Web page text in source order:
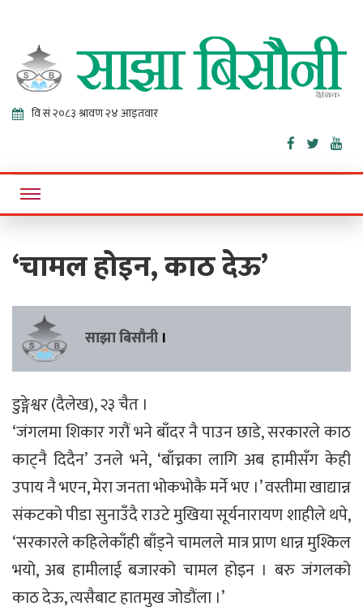
Sajha
Bisaunee
Online News Portal
‘चामल होइन, काठ देऊ’
साझा बिसौनी ।
डुङ्गेश्वर (दैलेख), २३ चैत ।
‘जंगलमा शिकार गरौं भने बाँदर नै पाउन छाडे, सरकारले काठ
काट्नै दिदैन’ उनले भने, ‘बाँच्नका लागि अब हामीसँग केही
उपाय नै भएन, मेरा जनता भोकभोकै मर्ने भए ।’ वस्तीमा खाद्यान्न
संकटको पीडा सुनाउँदै राउटे मुखिया सूर्यनारायण शाहीले थपे,
‘सरकारले कहिलेकाँही बाँड्ने चामलले मात्र प्राण धान्न मुश्किल
भयो, अब हामीलाई बजारको चामल होइन । बरु जंगलको
काठ देऊ, त्यसैबाट हातमुख जोडौंला ।’